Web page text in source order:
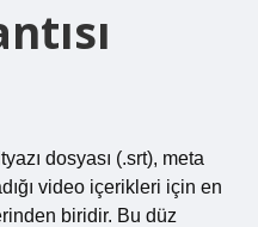
dosyası (.srt), meta
video içerikleri için en
biridir. Bu düz